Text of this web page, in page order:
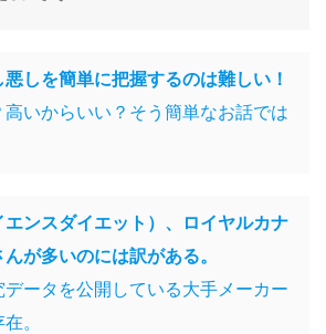
悪しを簡単に把握するのは難しい！
いからいい？そう簡単なお話では
エンスダイエット）、ロイヤルカナ
が多いのには訳がある。
ータを公開している大手メーカー
。